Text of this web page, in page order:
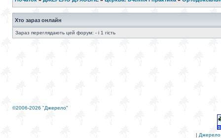
Хто зараз онлайн
Зараз переглядають цей форум: - і 1 гість
©2006-2026 "Джерело"
| Джерело